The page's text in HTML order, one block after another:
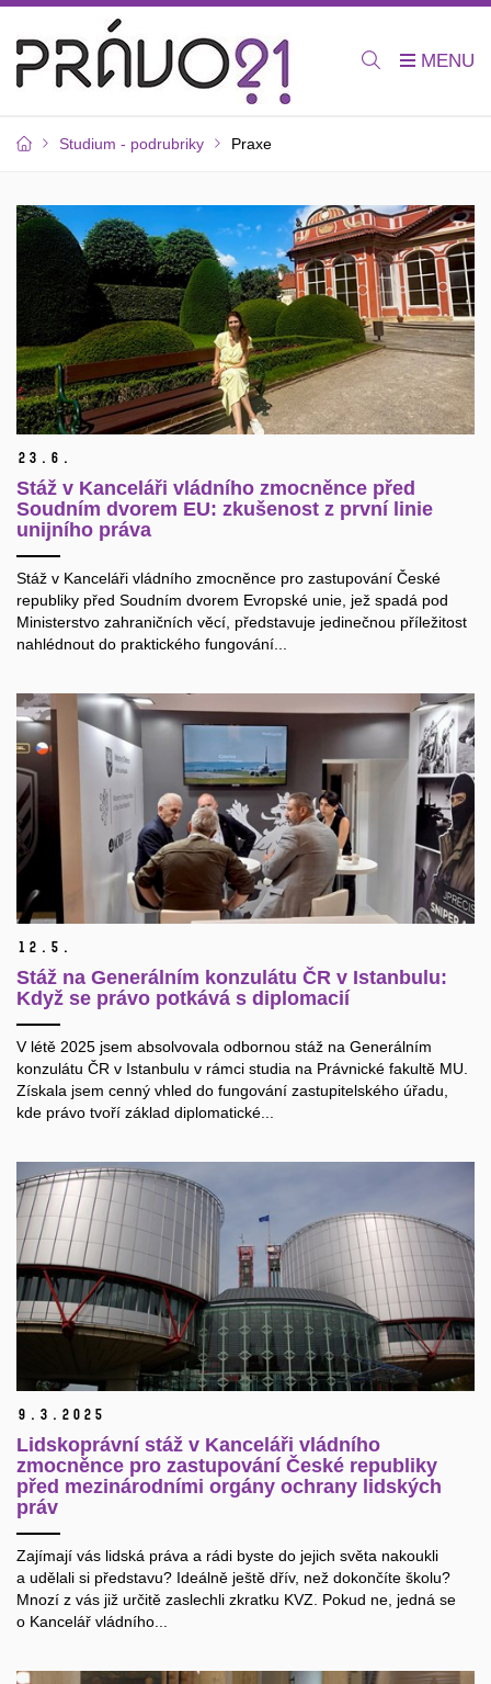
Studium - podrubriky Praxe
23. 6.
Stáž v Kanceláři vládního zmocněnce před
Soudním dvorem EU: zkušenost z první linie
unijního práva
Stáž v Kanceláři vládního zmocněnce pro zastupování České
republiky před Soudním dvorem Evropské unie, jež spadá pod
Ministerstvo zahraničních věcí, představuje jedinečnou příležitost
nahlédnout do praktického fungování...
12. 5.
Stáž na Generálním konzulátu ČR v Istanbulu:
Když se právo potkává s diplomacií
V létě 2025 jsem absolvovala odbornou stáž na Generálním
konzulátu ČR v Istanbulu v rámci studia na Právnické fakultě MU.
Získala jsem cenný vhled do fungování zastupitelského úřadu,
kde právo tvoří základ diplomatické...
9. 3. 2025
Lidskoprávní stáž v Kanceláři vládního
zmocněnce pro zastupování České republiky
před mezinárodními orgány ochrany lidských
práv
Zajímají vás lidská práva a rádi byste do jejich světa nakoukli
a udělali si představu? Ideálně ještě dřív, než dokončíte školu?
Mnozí z vás již určitě zaslechli zkratku KVZ. Pokud ne, jedná se
o Kancelář vládního...